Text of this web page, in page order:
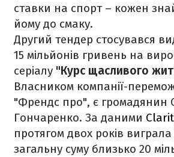
ставки на спорт – кожен
йому до смаку.
Другий тендер стосувався
15 мільйонів гривень на
серіалу "Курс щасливого
Власником компанії-
"Френдс про", є громадянин
Гончаренко. За даними
протягом двох років
загальну суму близько 20